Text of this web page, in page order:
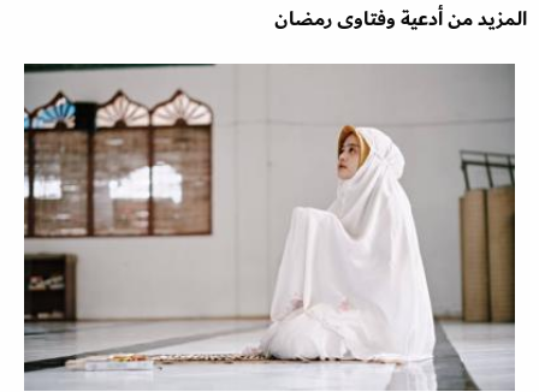
المزيد من أدعية وفتاوى رمضان